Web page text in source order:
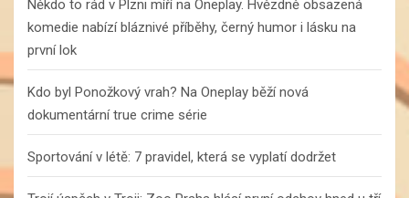
Někdo to rád v Plzni míří na Oneplay. Hvězdně obsazená
komedie nabízí bláznivé příběhy, černý humor i lásku na
první lok
Kdo byl Ponožkový vrah? Na Oneplay běží nová
dokumentární true crime série
Sportování v létě: 7 pravidel, která se vyplatí dodržet